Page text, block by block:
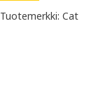
Tuotemerkki: Cat